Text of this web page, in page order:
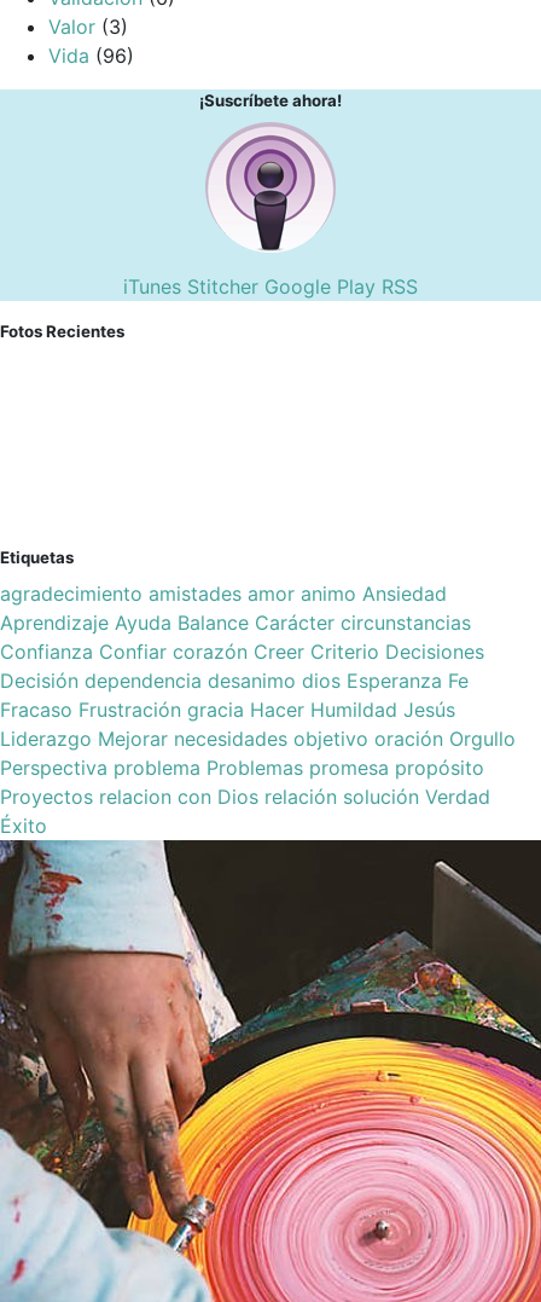
Valor (3)
Vida (96)
¡Suscríbete ahora!
iTunes Stitcher Google Play RSS
Fotos Recientes
Etiquetas
agradecimiento amistades amor animo Ansiedad
Aprendizaje Ayuda Balance Carácter circunstancias
Confianza Confiar corazón Creer Criterio Decisiones
Decisión dependencia desanimo dios Esperanza Fe
Fracaso Frustración gracia Hacer Humildad Jesús
Liderazgo Mejorar necesidades objetivo oración Orgullo
Perspectiva problema Problemas promesa propósito
Proyectos relacion con Dios relación solución Verdad
Éxito